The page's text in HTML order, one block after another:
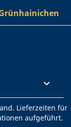

Lieferzeiten für
aufgeführt.